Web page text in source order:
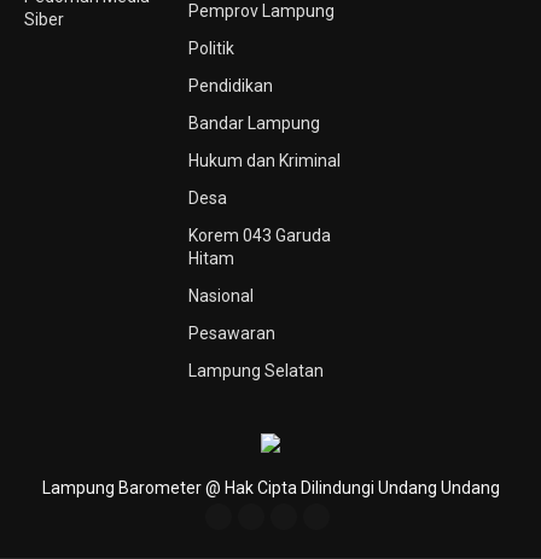
Siber
Pemprov Lampung
Politik
Pendidikan
Bandar Lampung
Hukum dan Kriminal
Desa
Korem 043 Garuda
Hitam
Nasional
Pesawaran
Lampung Selatan
Lampung Barometer @ Hak Cipta Dilindungi Undang Undang